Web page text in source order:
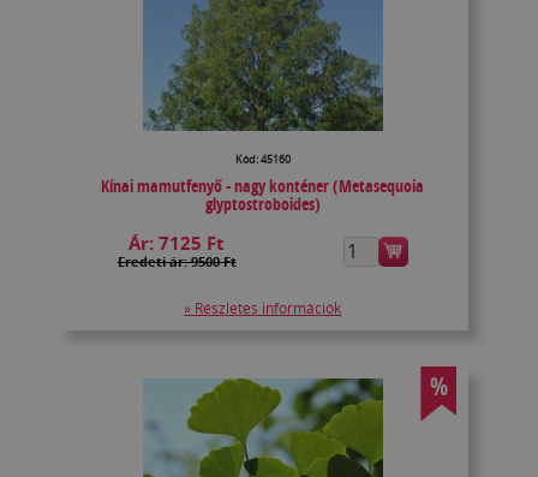
Kód: 45160
Kínai mamutfenyő - nagy konténer (Metasequoia
glyptostroboides)
Ár:7125 Ft
Eredeti ár: 9500 Ft
» Részletes információk
%